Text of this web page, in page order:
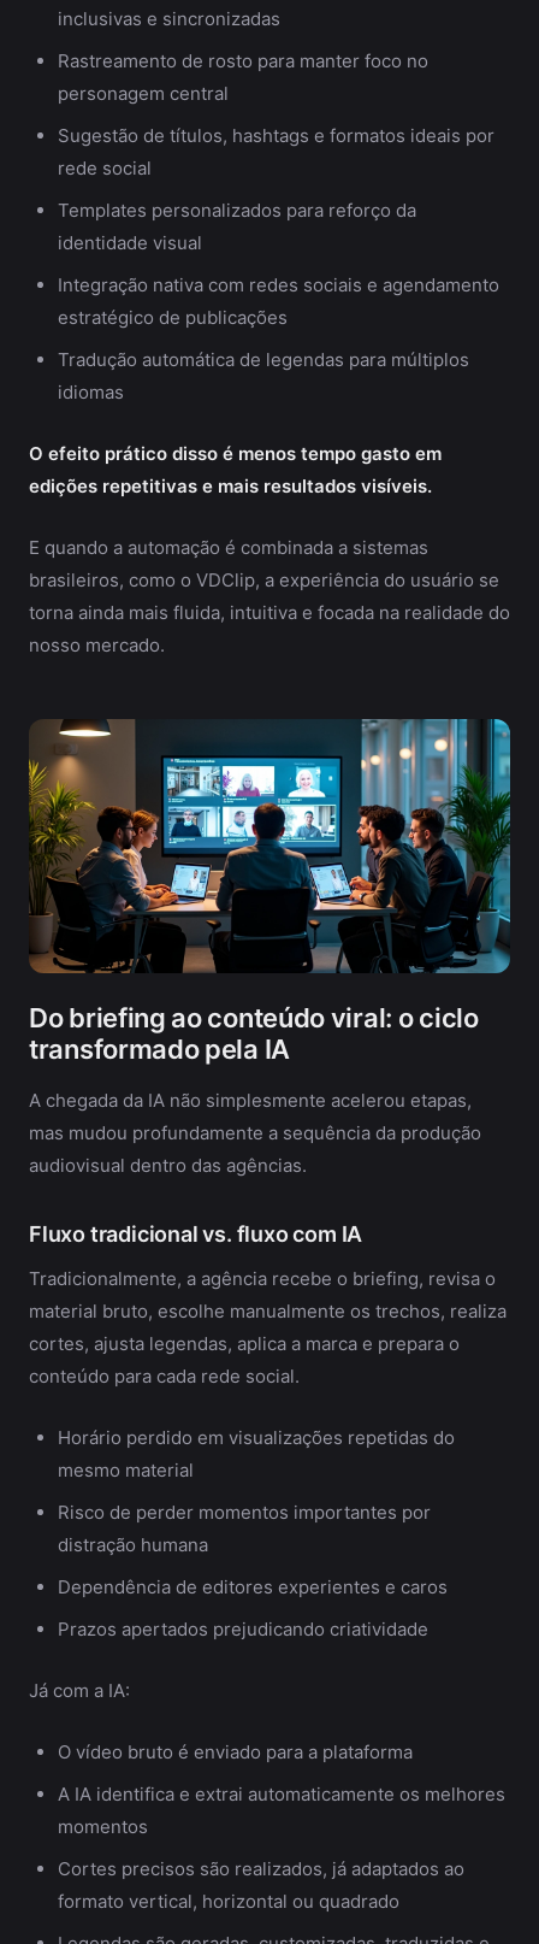
inclusivas e sincronizadas
Rastreamento de rosto para manter foco no
personagem central
Sugestão de títulos, hashtags e formatos ideais por
rede social
Templates personalizados para reforço da
identidade visual
Integração nativa com redes sociais e agendamento
estratégico de publicações
Tradução automática de legendas para múltiplos
idiomas
O efeito prático disso é menos tempo gasto em
edições repetitivas e mais resultados visíveis.
E quando a automação é combinada a sistemas
brasileiros, como o VDClip, a experiência do usuário se
torna ainda mais fluida, intuitiva e focada na realidade do
nosso mercado.
Do briefing ao conteúdo viral: o ciclo
transformado pela IA
A chegada da IA não simplesmente acelerou etapas,
mas mudou profundamente a sequência da produção
audiovisual dentro das agências.
Fluxo tradicional vs. fluxo com IA
Tradicionalmente, a agência recebe o briefing, revisa o
material bruto, escolhe manualmente os trechos, realiza
cortes, ajusta legendas, aplica a marca e prepara o
conteúdo para cada rede social.
Horário perdido em visualizações repetidas do
mesmo material
Risco de perder momentos importantes por
distração humana
Dependência de editores experientes e caros
Prazos apertados prejudicando criatividade
Já com a IA:
O vídeo bruto é enviado para a plataforma
A IA identifica e extrai automaticamente os melhores
momentos
Cortes precisos são realizados, já adaptados ao
formato vertical, horizontal ou quadrado